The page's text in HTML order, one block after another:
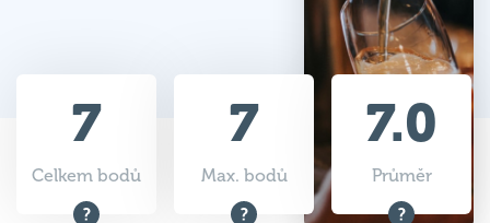
7
Celkem bodů
7
Max. bodů
7.0
Průměr